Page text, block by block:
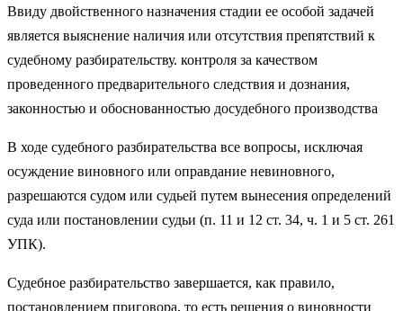
Ввиду двойственного назначения стадии ее особой задачей
является выяснение наличия или отсутствия препятствий к
судебному разбирательству. контроля за качеством
проведенного предварительного следствия и дознания,
законностью и обоснованностью досудебного производства
В ходе судебного разбирательства все вопросы, исключая
осуждение виновного или оправдание невиновного,
разрешаются судом или судьей путем вынесения определений
суда или постановлении судьи (п. 11 и 12 ст. 34, ч. 1 и 5 ст. 261
УПК).
Судебное разбирательство завершается, как правило,
постановлением приговора, то есть решения о виновности